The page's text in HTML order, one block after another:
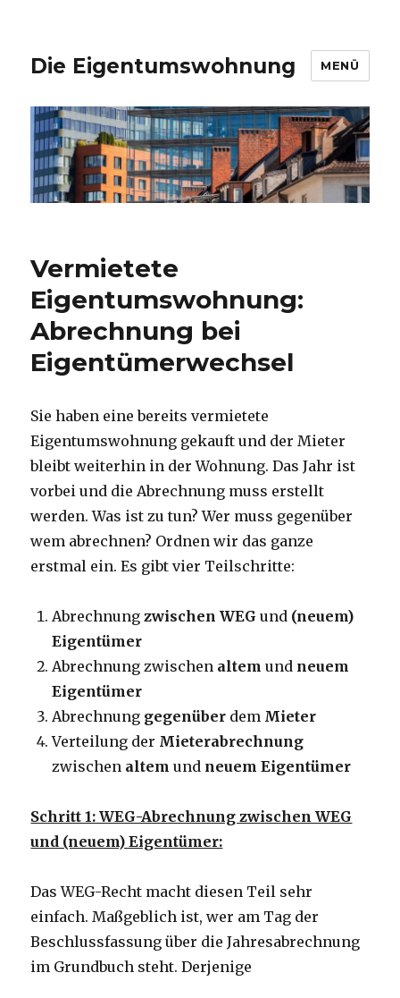
Die Eigentumswohnung MENÜ
Vermietete
Eigentumswohnung:
Abrechnung bei
Eigentümerwechsel
Sie haben eine bereits vermietete
Eigentumswohnung gekauft und der Mieter
bleibt weiterhin in der Wohnung. Das Jahr ist
vorbei und die Abrechnung muss erstellt
werden. Was ist zu tun? Wer muss gegenüber
wem abrechnen? Ordnen wir das ganze
erstmal ein. Es gibt vier Teilschritte:
Abrechnungzwischen WEGund (neuem)
Eigentümer
Abrechnung zwischen altemund neuem
Eigentümer
Abrechnung gegenüber dem Mieter
Verteilung der Mieterabrechnung
zwischen altemund neuem Eigentümer
Schritt 1: WEG-Abrechnung zwischen WEG
und (neuem) Eigentümer:
Das WEG-Recht macht diesen Teil sehr
einfach. Maßgeblich ist, wer am Tag der
Beschlussfassung über die Jahresabrechnung
im Grundbuch steht. Derjenige